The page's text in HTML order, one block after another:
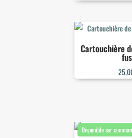
Cartouchière